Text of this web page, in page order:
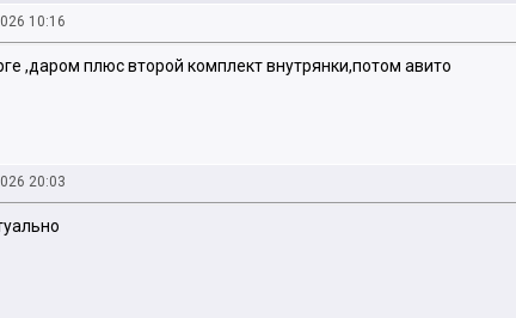
10:16
,даром плюс второй комплект внутрянки,потом авито
20:03